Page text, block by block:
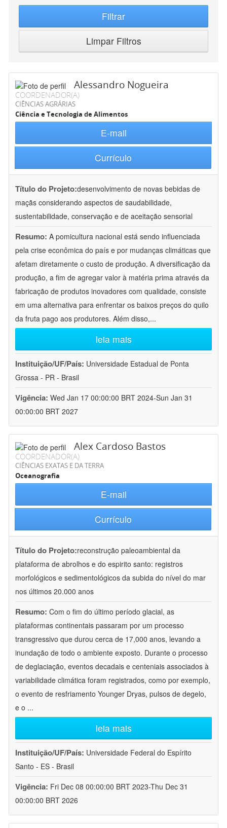
Filtrar
Limpar Filtros
Alessandro Nogueira
COORDENADOR(A)
CIÊNCIAS AGRÁRIAS
Ciência e Tecnologia de Alimentos
E-mail
Currículo
Título do Projeto:desenvolvimento de novas bebidas de
maçãs considerando aspectos de saudabilidade,
sustentabilidade, conservação e de aceitação sensorial
Resumo: A pomicultura nacional está sendo influenciada
pela crise econômica do país e por mudanças climáticas que
afetam diretamente o custo de produção. A diversificação da
produção, a fim de agregar valor à matéria prima através da
fabricação de produtos inovadores com qualidade, consiste
em uma alternativa para enfrentar os baixos preços do quilo
da fruta pago aos produtores. Além disso,...
leia mais
Instituição/UF/País: Universidade Estadual de Ponta
Grossa - PR - Brasil
Vigência: Wed Jan 17 00:00:00 BRT 2024-Sun Jan 31
00:00:00 BRT 2027
Alex Cardoso Bastos
COORDENADOR(A)
CIÊNCIAS EXATAS E DA TERRA
Oceanografia
E-mail
Currículo
Título do Projeto:reconstrução paleoambiental da
plataforma de abrolhos e do espirito santo: registros
morfológicos e sedimentológicos da subida do nível do mar
nos últimos 20.000 anos
Resumo: Com o fim do último período glacial, as
plataformas continentais passaram por um processo
transgressivo que durou cerca de 17,000 anos, levando a
inundação de todo o ambiente exposto. Durante o processo
de deglaciação, eventos decadais e centeniais associados à
variabilidade climática foram registrados, como por exemplo,
o evento de resfriamento Younger Dryas, pulsos de degelo,
e o ...
leia mais
Instituição/UF/País: Universidade Federal do Espírito
Santo - ES - Brasil
Vigência: Fri Dec 08 00:00:00 BRT 2023-Thu Dec 31
00:00:00 BRT 2026